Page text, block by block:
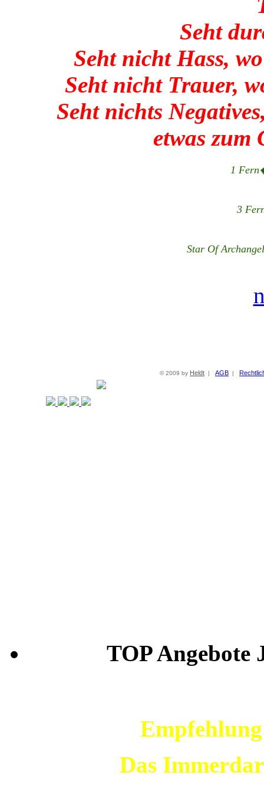
Seht
Seht nicht Hass,
Seht nicht Trauer,
Seht nichts
etwas zum
1
3
Star Of
© 2009 by Heldt | AGB |
TOP Angebote
Das